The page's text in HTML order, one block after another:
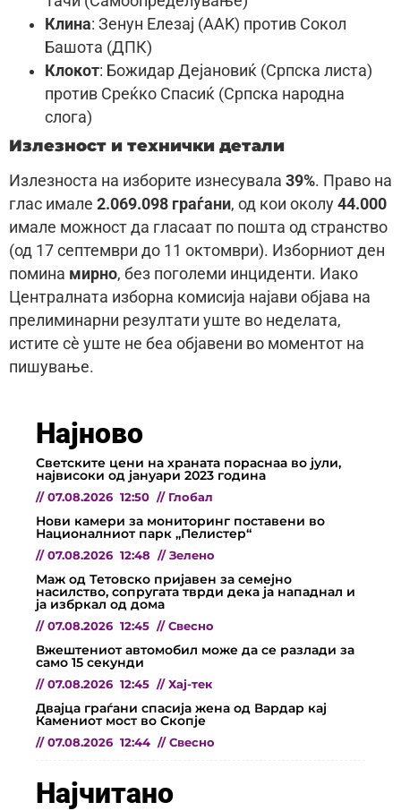
Клина: Зенун Елезај (ААK) против Сокол
Башота (ДПК)
Клокот: Божидар Дејановиќ (Српска листа)
против Среќко Спасиќ (Српска народна
слога)
Излезност и технички детали
Излезноста на изборите изнесувала 39%. Право на
глас имале 2.069.098 граѓани, од кои околу 44.000
имале можност да гласаат по пошта од странство
(од 17 септември до 11 октомври). Изборниот ден
помина мирно, без поголеми инциденти. Иако
Централната изборна комисија најави објава на
прелиминарни резултати уште во неделата,
истите сè уште не беа објавени во моментот на
пишување.
Најново
Светските цени на храната пораснаа во јули,
највисоки од јануари 2023 година
// 07.08.2026 12:50 // Глобал
Нови камери за мониторинг поставени во
Националниот парк „Пелистер“
// 07.08.2026 12:48 // Зелено
Маж од Тетовско пријавен за семејно
насилство, сопругата тврди дека ја нападнал и
ја избркал од дома
// 07.08.2026 12:45 // Свесно
Вжештениот автомобил може да се разлади за
само 15 секунди
// 07.08.2026 12:45 // Хај-тек
Двајца граѓани спасија жена од Вардар кај
Камениот мост во Скопје
// 07.08.2026 12:44 // Свесно
Најчитано